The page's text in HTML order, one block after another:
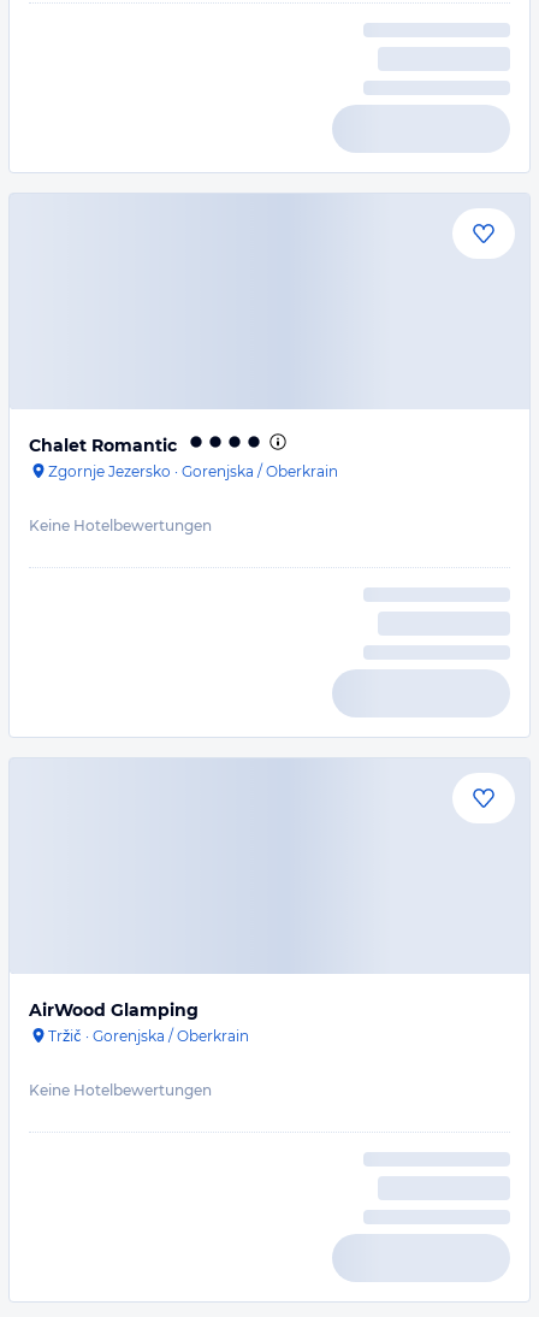
Chalet Romantic
Zgornje Jezersko · Gorenjska / Oberkrain
Keine Hotelbewertungen
AirWood Glamping
Tržič · Gorenjska / Oberkrain
Keine Hotelbewertungen